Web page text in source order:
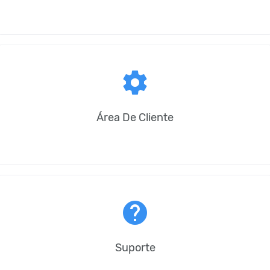
settings
Área De Cliente
help
Suporte